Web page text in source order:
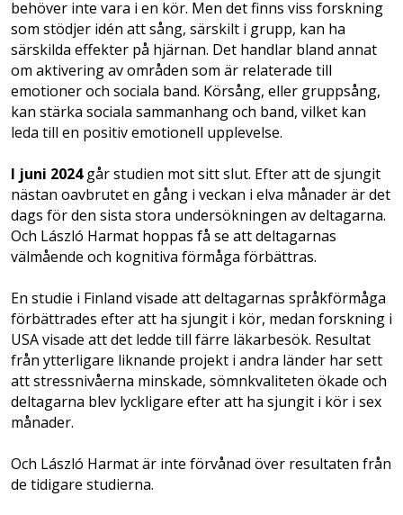
behöver inte vara i en kör. Men det finns viss forskning
som stödjer idén att sång, särskilt i grupp, kan ha
särskilda effekter på hjärnan. Det handlar bland annat
om aktivering av områden som är relaterade till
emotioner och sociala band. Körsång, eller gruppsång,
kan stärka sociala sammanhang och band, vilket kan
leda till en positiv ­emotionell upplevelse.
I juni 2024går studien mot sitt slut. Efter att de sjungit
nästan oavbrutet en gång i veckan i elva månader är det
dags för den sista stora undersökningen av deltagarna.
Och László Harmat hoppas få se att deltagarnas
välmående och kognitiva förmåga förbättras.
En studie i Finland visade att deltagarnas språkförmåga
förbättrades efter att ha sjungit i kör, medan forskning i
USA visade att det ledde till färre läkarbesök. Resultat
från ytterligare liknande projekt i andra länder har sett
att stressnivåerna minskade, sömnkvaliteten ökade och
deltagarna blev lyckligare efter att ha sjungit i kör i sex
månader.
Och László Harmat är inte förvånad över resultaten från
de tidigare studierna.